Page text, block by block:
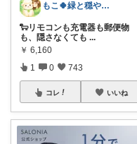
もこ🍀緑と穏やかなくらし🐑🍀
🐑リモコンも充電器も郵便物
も、隠さなくても ...
￥ 6,160
1 0 743
コレ いいね